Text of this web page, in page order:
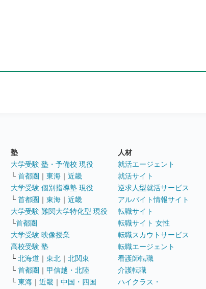
塾
大学受験 塾・予備校 現役
└ 首都圏 ｜ 東海 ｜ 近畿
大学受験 個別指導塾 現役
└ 首都圏 ｜ 東海 ｜ 近畿
大学受験 難関大学特化型 現役
└首都圏
大学受験 映像授業
高校受験 塾
└ 北海道 ｜ 東北 ｜ 北関東
└ 首都圏 ｜ 甲信越・北陸
└ 東海 ｜ 近畿 ｜ 中国・四国
人材
就活エージェント
就活サイト
逆求人型就活サービス
アルバイト情報サイト
転職サイト
転職サイト 女性
転職スカウトサービス
転職エージェント
看護師転職
介護転職
ハイクラス・